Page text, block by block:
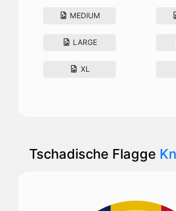
MEDIUM
LARGE
XL
Tschadische Flagge